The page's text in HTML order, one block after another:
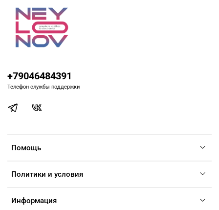
Помощь
Политики и условия
Информация
+79046484391
Телефон службы поддержки